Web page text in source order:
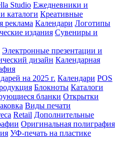
Studio Ежедневники и
каталоги Креативные
реклама Календари Логотипы
издания Сувениры и
Электронные презентации и
дизайн Календарная
на 2025 г. Календари POS
Блокноты Каталоги
бланки Открытки
Виды печати
Retail Дополнительные
Оригинальная полиграфия
УФ-печать на пластике